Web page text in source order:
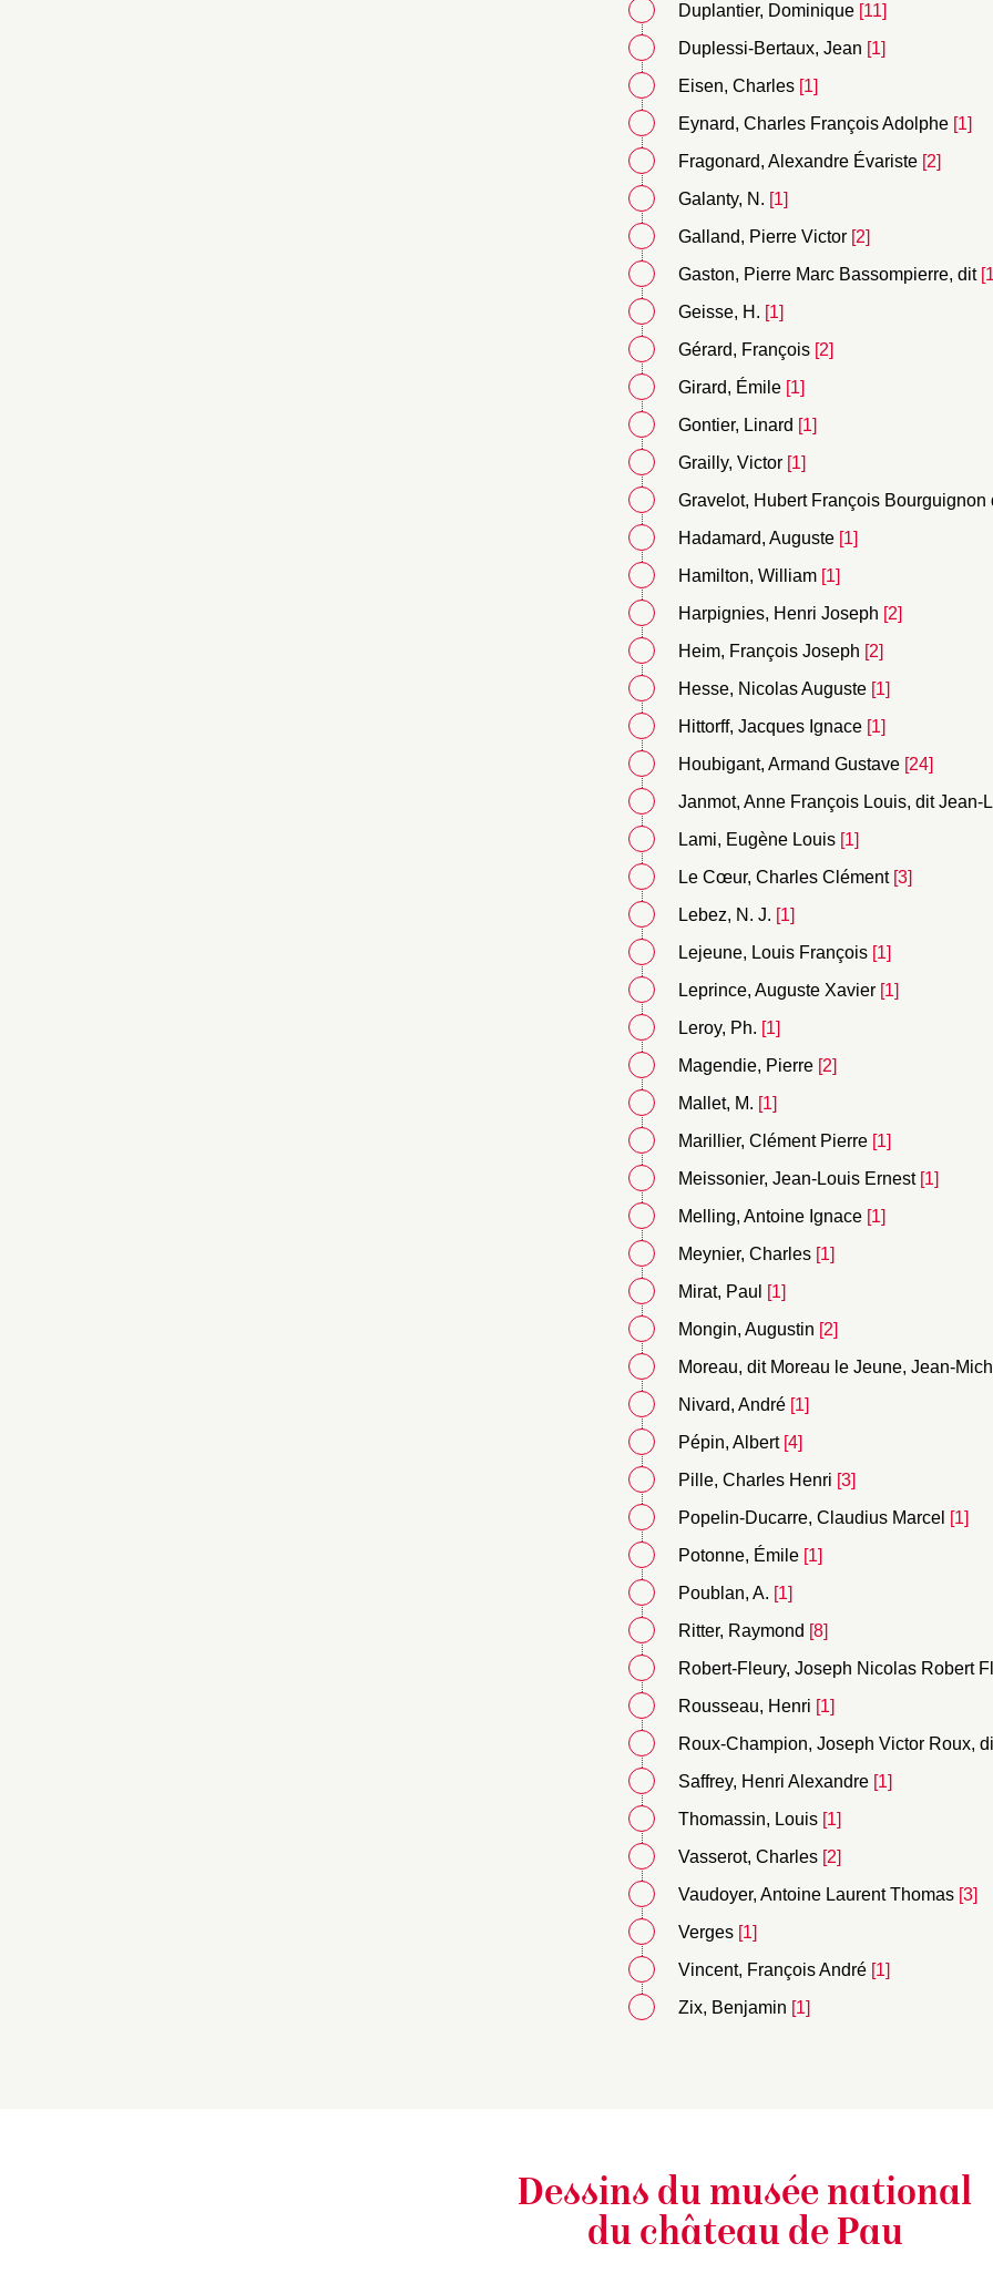
Duplantier, Dominique [11]
Duplessi-Bertaux, Jean [1]
Eisen, Charles [1]
Eynard, Charles François Adolphe [1]
Fragonard, Alexandre Évariste [2]
Galanty, N. [1]
Galland, Pierre Victor [2]
Gaston, Pierre Marc Bassompierre, dit
Geisse, H. [1]
Gérard, François [2]
Girard, Émile [1]
Gontier, Linard [1]
Grailly, Victor [1]
Gravelot, Hubert François Bourguignon
Hadamard, Auguste [1]
Hamilton, William [1]
Harpignies, Henri Joseph [2]
Heim, François Joseph [2]
Hesse, Nicolas Auguste [1]
Hittorff, Jacques Ignace [1]
Houbigant, Armand Gustave [24]
Janmot, Anne François Louis, dit Jean-
Lami, Eugène Louis [1]
Le Cœur, Charles Clément[3]
Lebez, N. J. [1]
Lejeune, Louis François [1]
Leprince, Auguste Xavier [1]
Leroy, Ph. [1]
Magendie, Pierre [2]
Mallet, M. [1]
Marillier, Clément Pierre [1]
Meissonier, Jean-Louis Ernest[1]
Melling, Antoine Ignace [1]
Meynier, Charles [1]
Mirat, Paul
[1]
Mongin, Augustin [2]
Moreau, dit Moreau le Jeune, Jean-
Nivard, André [1]
Pépin, Albert[4]
Pille, Charles Henri [3]
Popelin-Ducarre, Claudius Marcel [1]
Potonne, Émile [1]
Poublan, A. [1]
Ritter, Raymond [8]
Robert-Fleury, Joseph Nicolas Robert
Rousseau, Henri [1]
Roux-Champion, Joseph Victor Roux,
Saffrey, Henri Alexandre [1]
Thomassin, Louis [1]
Vasserot, Charles [2]
Vaudoyer, Antoine Laurent Thomas [3]
Verges [1]
Vincent, François André [1]
Zix, Benjamin [1]
Dessins du musée national
du château de Pau